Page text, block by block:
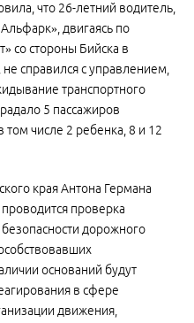
что 26-летний водитель,
двигаясь по
со стороны Бийска в
справился с управлением,
транспортного
5 пассажиров
числе 2 ребенка, 8 и 12
края Антона Германа
проверка
дорожного
оснований будут
в сфере
движения,